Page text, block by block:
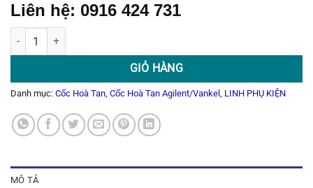
Liên hệ: 0916 424 731
Cốc Hoà Tan Màu Hổ Phách Không Vành 1000mL số lượng
GIỎ HÀNG
Danh mục: Cốc Hoà Tan, Cốc Hoà Tan Agilent/Vankel , LINH PHỤ KIỆN
MÔ TẢ